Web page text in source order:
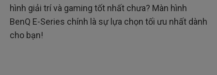
hình giải trí và gaming tốt nhất chưa? Màn hình
BenQ E-Series chính là sự lựa chọn tối ưu nhất dành
cho bạn!